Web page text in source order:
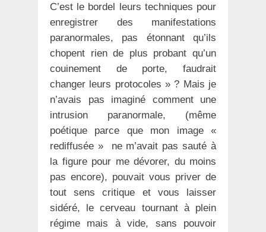
C’est le bordel leurs techniques pour
enregistrer des manifestations
paranormales, pas étonnant qu’ils
chopent rien de plus probant qu’un
couinement de porte, faudrait
changer leurs protocoles » ? Mais je
n’avais pas imaginé comment une
intrusion paranormale, (même
poétique parce que mon image «
rediffusée » ne m’avait pas sauté à
la figure pour me dévorer, du moins
pas encore), pouvait vous priver de
tout sens critique et vous laisser
sidéré, le cerveau tournant à plein
régime mais à vide, sans pouvoir